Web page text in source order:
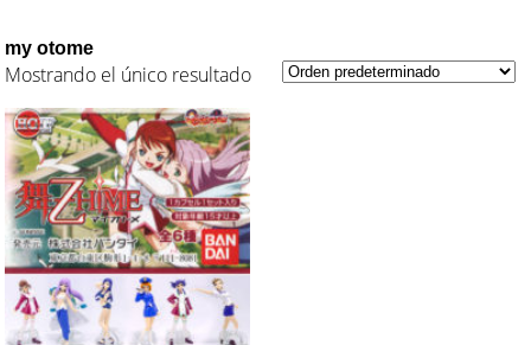
my otome
Mostrando el único resultado